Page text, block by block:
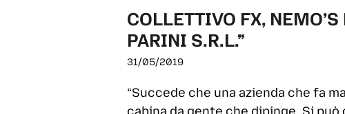
COLLETTIVO FX,
PARINI S.R.L.”
31/05/2019
“Succede che una azienda che fa